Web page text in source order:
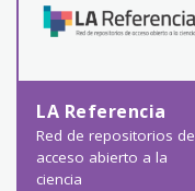
LA Referencia
Red de repositorios de
acceso abierto a la
ciencia